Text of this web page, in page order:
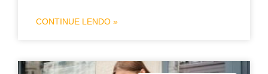
CONTINUE LENDO »